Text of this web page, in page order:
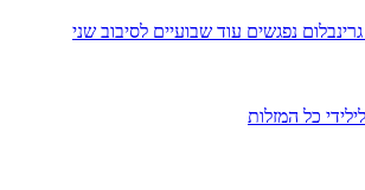
נפגשים עוד שבועיים לסיבוב שני
כל המזלות